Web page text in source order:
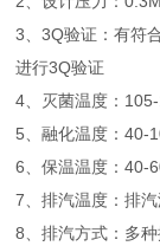
3、3Q验证：有符
进行3Q验证
4、灭菌温度：
5、融化温度：40-
6、保温温度：40-
7、排汽温度：排
8、排汽方式：多